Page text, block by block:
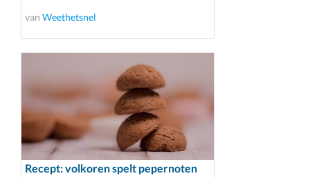
van Weethetsnel
Recept: volkoren spelt pepernoten